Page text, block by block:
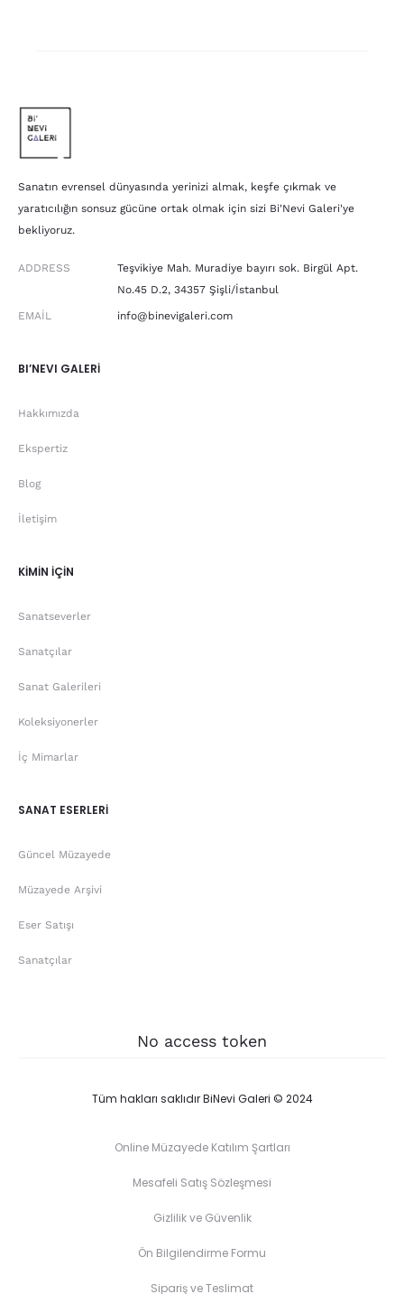
Sanatın evrensel dünyasında yerinizi almak, keşfe çıkmak ve
yaratıcılığın sonsuz gücüne ortak olmak için sizi Bi'Nevi Galeri'ye
bekliyoruz.
ADDRESS
Teşvikiye Mah. Muradiye bayırı sok. Birgül Apt.
No.45 D.2, 34357 Şişli/İstanbul
EMAIL info@binevigaleri.com
BI’NEVI GALERİ
Hakkımızda
Ekspertiz
Blog
İletişim
KİMİN İÇİN
Sanatseverler
Sanatçılar
Sanat Galerileri
Koleksiyonerler
İç Mimarlar
SANAT ESERLERİ
Güncel Müzayede
Müzayede Arşivi
Eser Satışı
Sanatçılar
No access token
Tüm hakları saklıdır BiNevi Galeri © 2024
Online Müzayede Katılım Şartları
Mesafeli Satış Sözleşmesi
Gizlilik ve Güvenlik
Ön Bilgilendirme Formu
Sipariş ve Teslimat